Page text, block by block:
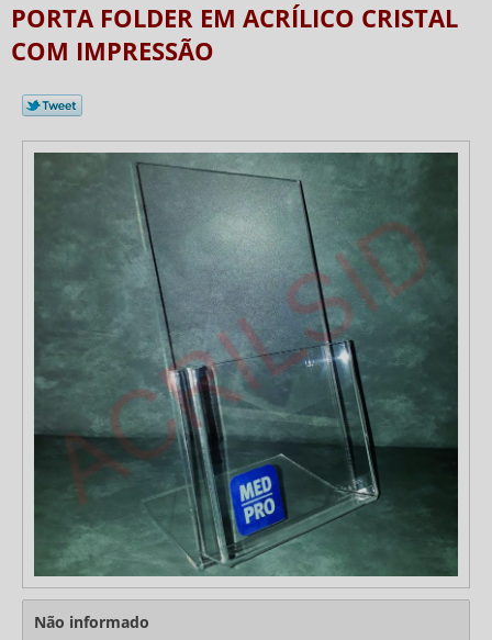
PORTA FOLDER EM ACRÍLICO CRISTAL
COM IMPRESSÃO
Não informado